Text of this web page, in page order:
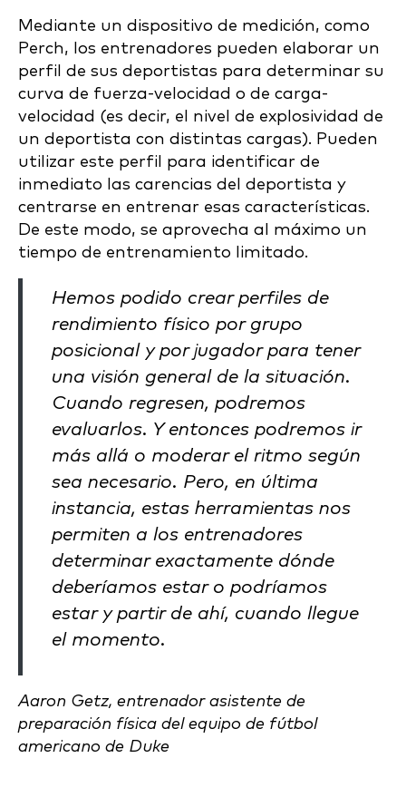
Mediante un dispositivo de medición, como
Perch, los entrenadores pueden elaborar un
perfil de sus deportistas para determinar su
curva de fuerza-velocidad o de carga-
velocidad (es decir, el nivel de explosividad de
un deportista con distintas cargas). Pueden
utilizar este perfil para identificar de
inmediato las carencias del deportista y
centrarse en entrenar esas características.
De este modo, se aprovecha al máximo un
tiempo de entrenamiento limitado.
Hemos podido crear perfiles de
rendimiento físico por grupo
posicional y por jugador para tener
una visión general de la situación.
Cuando regresen, podremos
evaluarlos. Y entonces podremos ir
más allá o moderar el ritmo según
sea necesario. Pero, en última
instancia, estas herramientas nos
permiten a los entrenadores
determinar exactamente dónde
deberíamos estar o podríamos
estar y partir de ahí, cuando llegue
el momento.
Aaron Getz, entrenador asistente de
preparación física del equipo de fútbol
americano de Duke